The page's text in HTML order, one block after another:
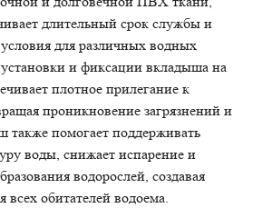
длительный срок службы и
для различных водных
установки и фиксации вкладыша на
плотное прилегание к
проникновение загрязнений и
также помогает поддерживать
воды, снижает испарение и
водорослей, создавая
обитателей водоема.